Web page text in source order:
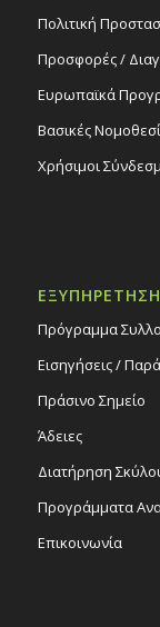
Πολιτική
Προσφορές /
Ευρωπαϊκά
Βασικές
Χρήσιμοι
Πρόγραμμα
Εισηγήσεις /
Πράσινο Σημείο
Άδειες
Διατήρηση
Προγράμματα
Επικοινωνία